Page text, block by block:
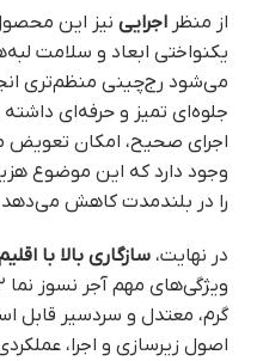
از منظر اجرایی نیز این
یکنواختی ابعاد و سلامت
می‌شود رج‌چینی منظم‌تری
جلوه‌ای تمیز و حرفه‌ای
اجرای صحیح، امکان
وجود دارد که این موضوع
را در بلندمدت کاهش
در نهایت، سازگاری بالا با
ویژگی‌های مهم آجر نسوز نما ۳۲×۷ است. این
گرم، معتدل و سردسیر قابل
اصول زیرسازی و اجرا،